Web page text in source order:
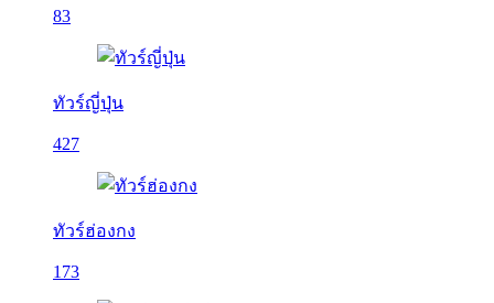
83
ทัวร์ญี่ปุ่น
427
ทัวร์ฮ่องกง
173